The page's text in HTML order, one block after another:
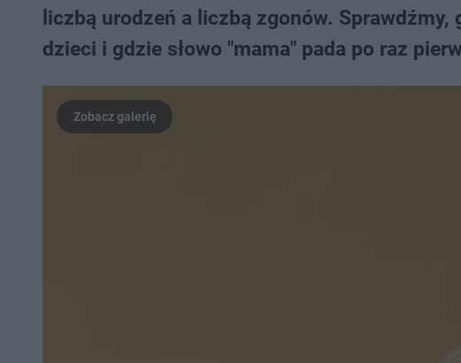
liczbą urodzeń a liczbą zgonów.
dzieci i gdzie słowo "mama" pada po raz